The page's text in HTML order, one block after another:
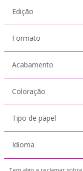
Edição
Formato
Acabamento
Coloração
Tipo de papel
Idioma